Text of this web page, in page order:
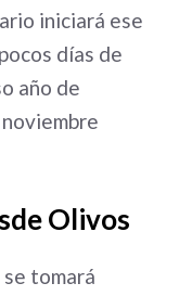
iniciará ese
días de
año de
Olivos
tomará